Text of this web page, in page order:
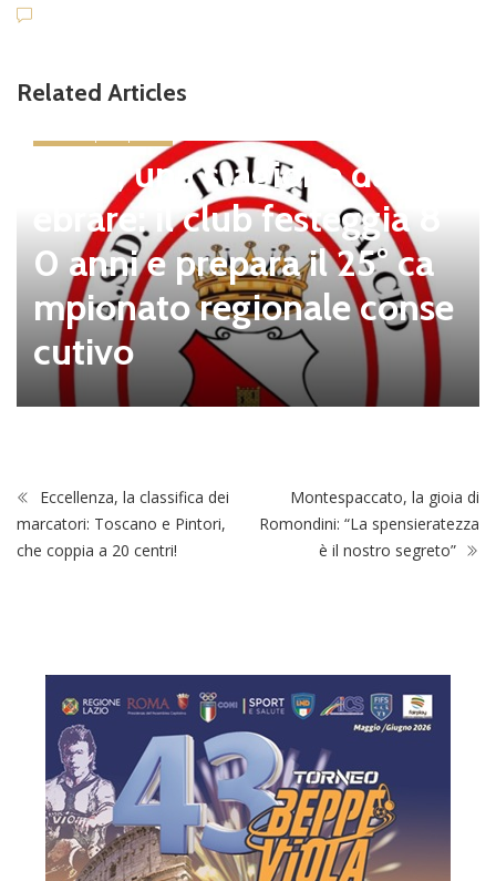
Related Articles
Tolfa, una stagione da cel
ebrare: il club festeggia 8
0 anni e prepara il 25° ca
mpionato regionale conse
cutivo
Eccellenza, la classifica dei
marcatori: Toscano e Pintori,
che coppia a 20 centri!
Montespaccato, la gioia di
Romondini: “La spensieratezza
è il nostro segreto”